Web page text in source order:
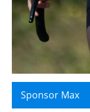
Sponsor Max